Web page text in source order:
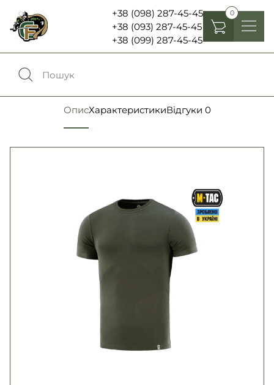
+38 (098) 287-45-45
+38 (093) 287-45-45
+38 (099) 287-45-45
0
Порівняння0
Обране0
UA
Ліхтарі , біноклі та елементи живлення
Ножі та мультитули
Шеврони, патчі та нашивки
Second Hand NATO
ОписХарактеристикиВідгуки 0